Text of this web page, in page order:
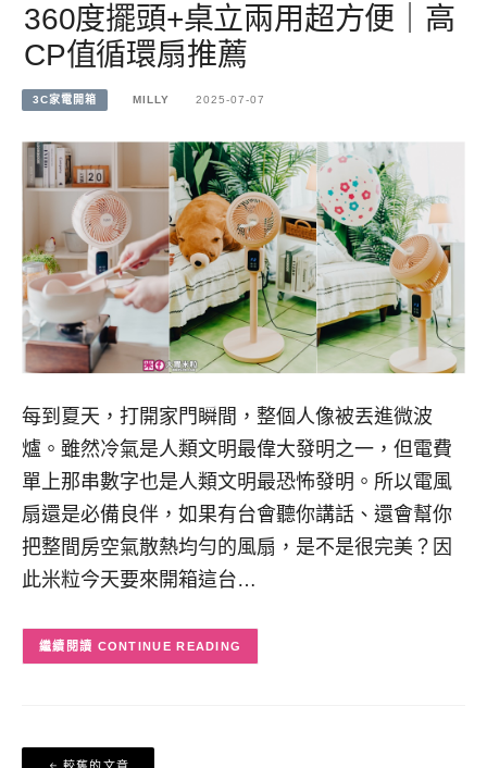
360度擺頭+桌立兩用超方便｜高
CP值循環扇推薦
3C家電開箱 MILLY 2025-07-07
每到夏天，打開家門瞬間，整個人像被丟進微波
爐。雖然冷氣是人類文明最偉大發明之一，但電費
單上那串數字也是人類文明最恐怖發明。所以電風
扇還是必備良伴，如果有台會聽你講話、還會幫你
把整間房空氣散熱均勻的風扇，是不是很完美？因
此米粒今天要來開箱這台…
CONTINUE READING
文